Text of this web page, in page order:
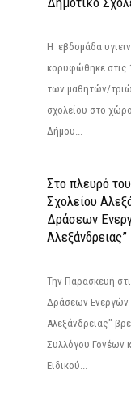
Η εβδομάδα
κορυφώθηκε στις
των μαθητών/
σχολείου στο
Δήμου...
Στο πλευρό
Σχολείου
Δράσεων
Αλεξάνδρειας”
Την Παρασκευή
Δράσεων Ενεργών
Αλεξάνδρειας"
Συλλόγου Γονέων
Ειδικού...